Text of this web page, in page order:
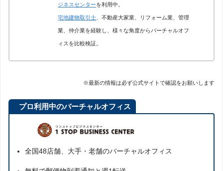
ジネスセンターを利用中。
宅地建物取引士、不動産大家業、リフォーム業、管理
業、仲介業を経験し、様々な角度からバーチャルオフ
ィスを比較検証。
※最新の情報は必ず公式サイトで確認をお願いします
プロ利用中のバーチャルオフィス
全国48店舗、大手・老舗のバーチャルオフィス